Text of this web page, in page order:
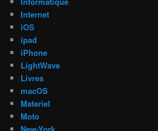
Internet
iOS
ipad
iPhone
LightWave
Livres
macOS
Materiel
Moto
New-York